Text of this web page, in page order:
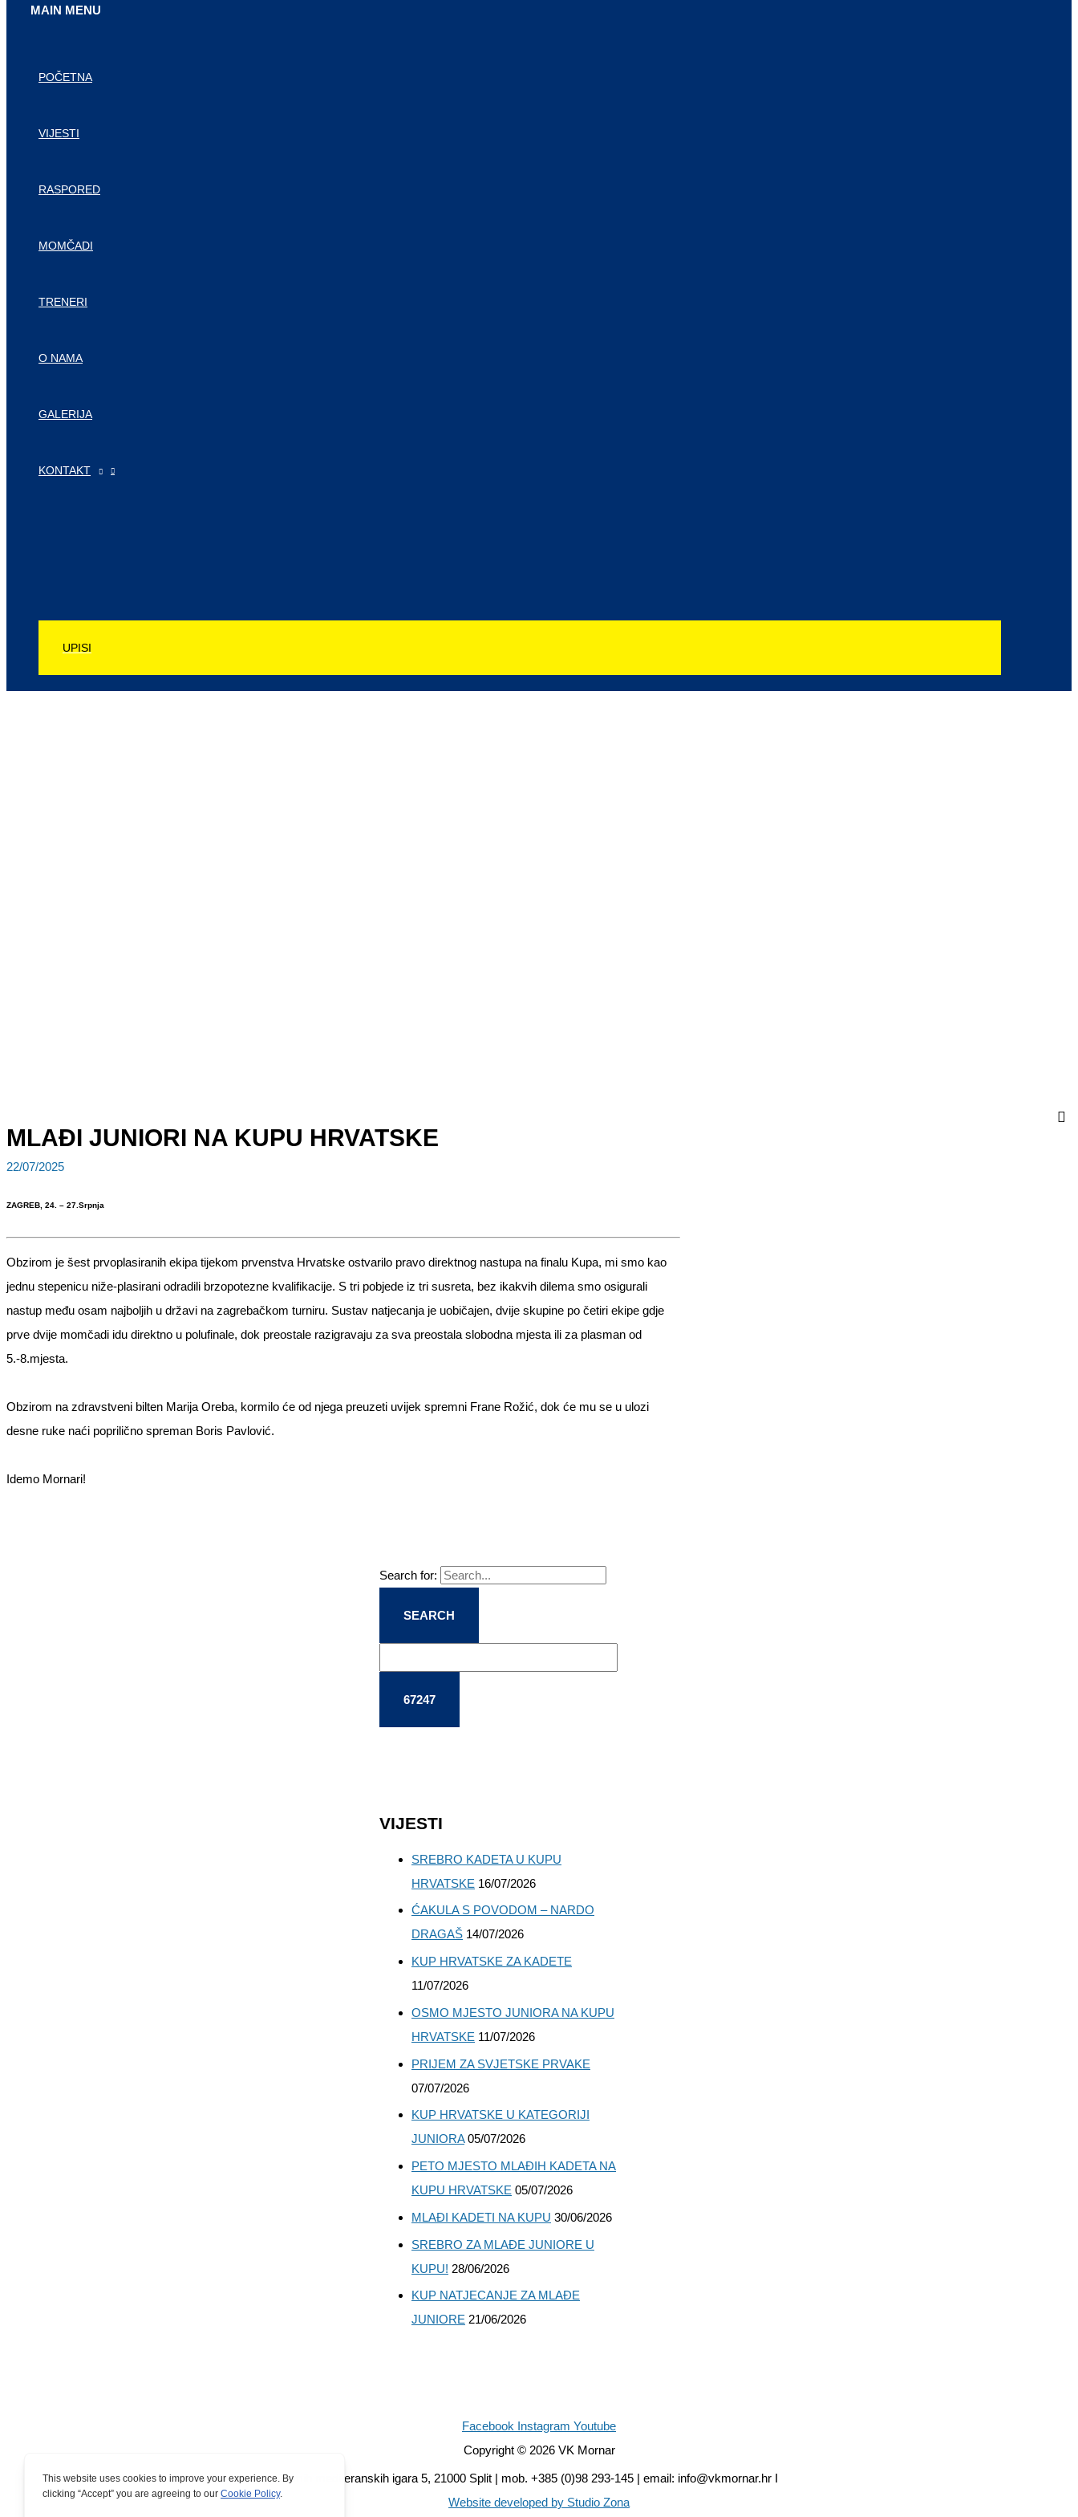
MAIN MENU
POČETNA
VIJESTI
RASPORED
MOMČADI
TRENERI
O NAMA
GALERIJA
KONTAKT
UPISI
MLAĐI JUNIORI NA KUPU HRVATSKE
22/07/2025
ZAGREB, 24. – 27.Srpnja
Obzirom je šest prvoplasiranih ekipa tijekom prvenstva Hrvatske ostvarilo pravo direktnog nastupa na finalu Kupa, mi smo kao
jednu stepenicu niže-plasirani odradili brzopotezne kvalifikacije. S tri pobjede iz tri susreta, bez ikakvih dilema smo osigurali
nastup među osam najboljih u državi na zagrebačkom turniru. Sustav natjecanja je uobičajen, dvije skupine po četiri ekipe gdje
prve dvije momčadi idu direktno u polufinale, dok preostale razigravaju za sva preostala slobodna mjesta ili za plasman od
5.-8.mjesta.
Obzirom na zdravstveni bilten Marija Oreba, kormilo će od njega preuzeti uvijek spremni Frane Rožić, dok će mu se u ulozi
desne ruke naći poprilično spreman Boris Pavlović.
Idemo Mornari!
Search for:
VIJESTI
SREBRO KADETA U KUPU
HRVATSKE 16/07/2026
ĆAKULA S POVODOM – NARDO
DRAGAŠ 14/07/2026
KUP HRVATSKE ZA KADETE
11/07/2026
OSMO MJESTO JUNIORA NA KUPU
HRVATSKE 11/07/2026
PRIJEM ZA SVJETSKE PRVAKE
07/07/2026
KUP HRVATSKE U KATEGORIJI
JUNIORA 05/07/2026
PETO MJESTO MLAĐIH KADETA NA
KUPU HRVATSKE 05/07/2026
MLAĐI KADETI NA KUPU 30/06/2026
SREBRO ZA MLAĐE JUNIORE U
KUPU! 28/06/2026
KUP NATJECANJE ZA MLAĐE
JUNIORE 21/06/2026
Facebook Instagram Youtube
Copyright © 2026 VK Mornar
Osmih mediteranskih igara 5, 21000 Split | mob. +385 (0)98 293-145 | email: info@vkmornar.hr I
Website developed by Studio Zona